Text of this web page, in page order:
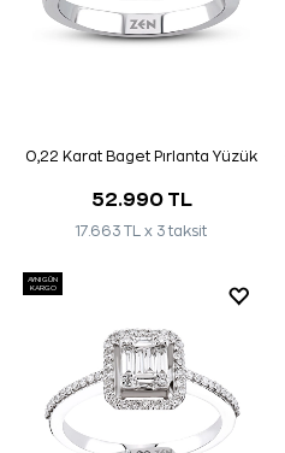
0,22 Karat Baget Pırlanta Yüzük
52.990 TL
17.663 TL x 3 taksit
AYNI GÜN
KARGO